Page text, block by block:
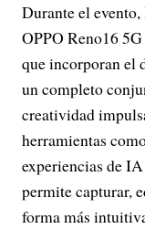
Durante el
OPPO Reno16
que incorporan el
un completo
creatividad
herramientas
experiencias de
permite capturar,
forma más